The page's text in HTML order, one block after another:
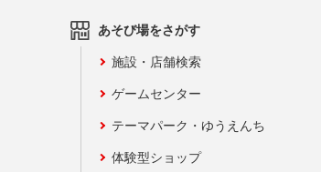
あそび場をさがす
施設・店舗検索
ゲームセンター
テーマパーク・ゆうえんち
体験型ショップ